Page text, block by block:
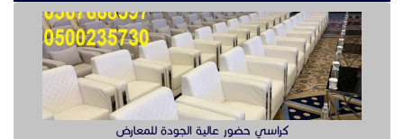
كراسي حضور عالية الجودة للمعارض